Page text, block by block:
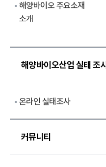
해양바이오 주요소재
소개
해양바이오산업 실태 조
온라인 실태조사
커뮤니티